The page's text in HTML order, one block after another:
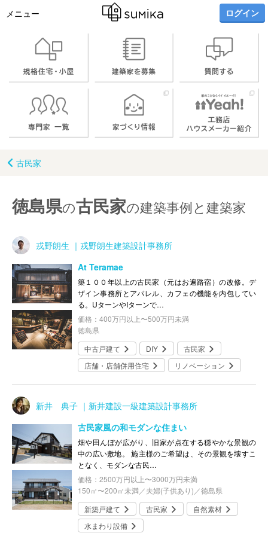
メニュー ログイン
古民家
徳島県の古民家の建築事例と建築家
戎野朗生 ｜戎野朗生建築設計事務所
At Teramae
築１００年以上の古民家（元はお遍路宿）の改修。デ
ザイン事務所とアパレル、カフェの機能を内包してい
る。UターンやIターンで…
価格：400万円以上〜500万円未満
徳島県
中古戸建て
DIY
古民家
店舗・店舗併用住宅
リノベーション
新井 典子 ｜新井建設一級建築設計事務所
古民家風の和モダンな住まい
畑や田んぼが広がり、旧家が点在する穏やかな景観の
中の広い敷地。 施主様のご希望は、その景観を壊すこ
となく、モダンな古民…
価格：2500万円以上〜3000万円未満
150㎡〜200㎡未満／夫婦(子供あり)／徳島県
新築戸建て
古民家
自然素材
水まわり設備